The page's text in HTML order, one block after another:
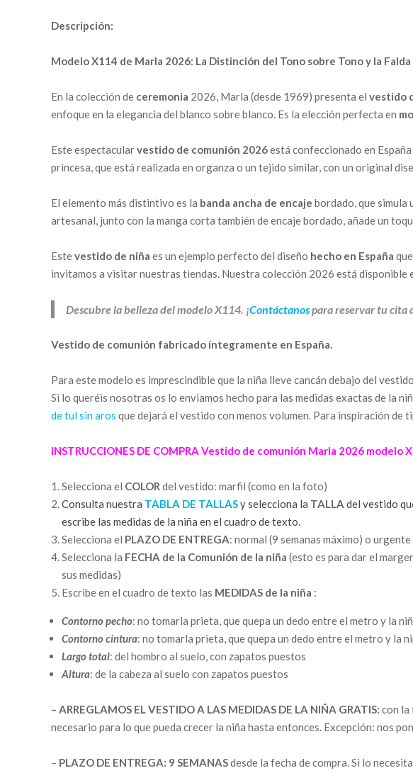
Descripción:
Modelo X114 de Marla 2026: La Distinción del Tono sobre Tono y la Falda
En la colección de ceremonia 2026, Marla (desde 1969) presenta el vestido
enfoque en la elegancia del blanco sobre blanco. Es la elección perfecta en
Este espectacularvestido de comunión 2026está confeccionado en
princesa, que está realizada en organza o un tejido similar, con un original
El elemento más distintivo es la banda ancha de encaje bordado, que
artesanal, junto con la manga corta también de encaje bordado, añade un
Estevestido de niña es un ejemplo perfecto del diseño hecho en España
invitamos a visitar nuestras tiendas. Nuestra colección 2026 está disponible
Descubre la belleza del modelo X114. ¡Contáctanospara reservar tu cita
Vestido de comunión fabricado íntegramente en España.
Para este modelo es imprescindible que la niña lleve cancán debajo del
Si lo queréis nosotras os lo enviamos hecho para las medidas exactas de la
de tul sin aros que dejará el vestido con menos volumen. Para inspiración de
INSTRUCCIONES DE COMPRA Vestido de comunión Marla 2026 modelo
Selecciona el COLOR del vestido: marfil (como en la foto)
Consulta nuestra TABLA DE TALLASy selecciona la TALLA del vestido
escribe las medidas de la niña en el cuadro de texto.
Selecciona el PLAZO DE ENTREGA: normal (9 semanas máximo) o
Selecciona la FECHA de la Comunión de la niña (esto es para dar el
sus medidas)
Escribe en el cuadro de texto las MEDIDAS de la niña :
Contorno pecho: no tomarla prieta, que quepa un dedo entre el metro y la
Contorno cintura: no tomarla prieta, que quepa un dedo entre el metro y la
Largo total: del hombro al suelo, con zapatos puestos
Altura: de la cabeza al suelo con zapatos puestos
– ARREGLAMOS EL VESTIDO A LAS MEDIDAS DE LA NIÑA GRATIS: con la
necesario para lo que pueda crecer la niña hasta entonces. Excepción: nos
– PLAZO DE ENTREGA: 9 SEMANASdesde la fecha de compra. Si lo